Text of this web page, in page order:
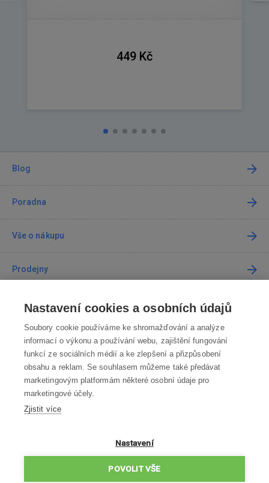
449 Kč
Blog
Poradna
Vše o nákupu
Prodejny
Kontakt
Kontaktujte nás
info@robotworld.cz
220 770 770 Po-Pá 8:00—16:00
VŠECHNY KONTAKTY
ZÁSADY OCHRANY OSOBNÍCH ÚDAJŮ
Nastavení cookies a osobních údajů
Soubory cookie používáme ke shromažďování a analýze
informací o výkonu a používání webu, zajištění fungování
funkcí ze sociálních médií a ke zlepšení a přizpůsobení
obsahu a reklam. Se souhlasem můžeme také předávat
marketingovým platformám některé osobní údaje pro
marketingové účely.
Zjistit více
Nastavení
POVOLIT VŠE